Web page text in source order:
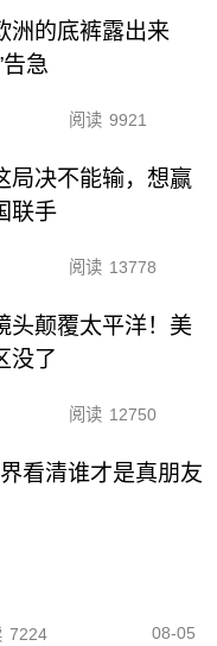
洲的底裤露出来
告急
阅读 9921
局决不能输，想赢
联手
阅读 13778
头颠覆太平洋！美
没了
阅读 12750
看清谁才是真朋友
7224 08-05